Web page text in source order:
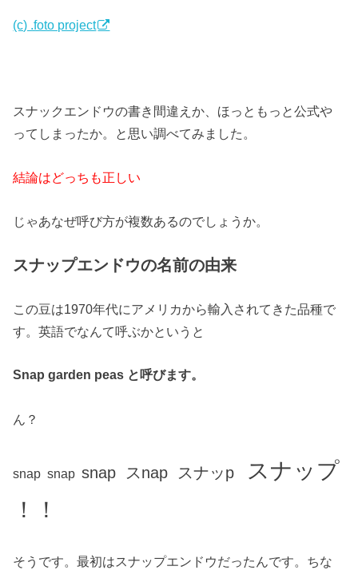
(c) .foto project
スナックエンドウの書き間違えか、ほっともっと公式や
ってしまったか。と思い調べてみました。
結論はどっちも正しい
じゃあなぜ呼び方が複数あるのでしょうか。
スナップエンドウの名前の由来
この豆は1970年代にアメリカから輸入されてきた品種で
す。英語でなんて呼ぶかというと
Snap garden peas と呼びます。
ん？
snap snapsnap スnap スナッp
スナップ
！！
そうです。最初はスナップエンドウだったんです。ちな